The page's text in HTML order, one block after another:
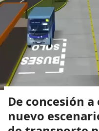
De concesión
nuevo